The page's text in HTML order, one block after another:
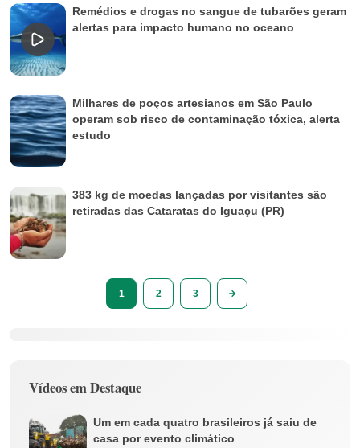
Remédios e drogas no sangue de tubarões geram
alertas para impacto humano no oceano
Milhares de poços artesianos em São Paulo
operam sob risco de contaminação tóxica, alerta
estudo
383 kg de moedas lançadas por visitantes são
retiradas das Cataratas do Iguaçu (PR)
1 2 3
Vídeos em Destaque
Um em cada quatro brasileiros já saiu de
casa por evento climático